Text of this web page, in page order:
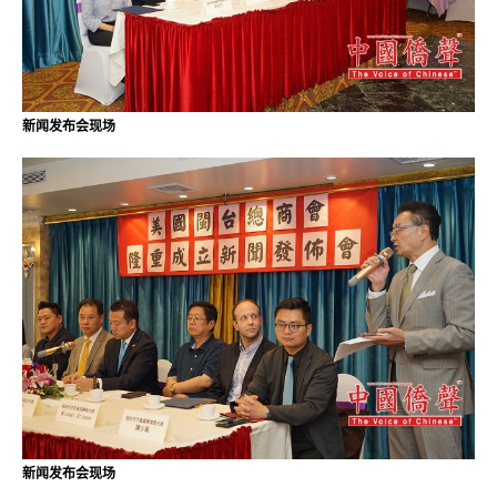
新闻发布会现场
新闻发布会现场